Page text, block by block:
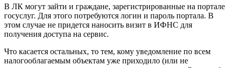
В ЛК могут зайти и граждане, зарегистрированные на портале
госуслуг. Для этого потребуются логин и пароль портала. В
этом случае не придется наносить визит в ИФНС для
получения доступа на сервис.
Что касается остальных, то тем, кому уведомление по всем
налогооблагаемым объектам уже приходило (или не